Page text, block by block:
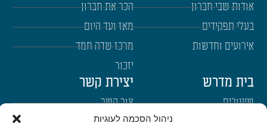
ניהול הסכמה לעוגיות
אודות שבי חברון
בעלי תפקידים
אירועים וחדשות
הכר את חברון
מאז ועד היום
מרכז שדה חמד
יזכור
בית מדרש
שיעורים
יצירת קשר
צור קשר
הרשמה לשבו"ש